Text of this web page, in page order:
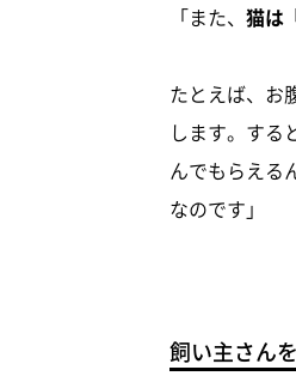
「また、 猫は
たとえば、お
します。する
んでもらえる
なのです」
飼い主さん